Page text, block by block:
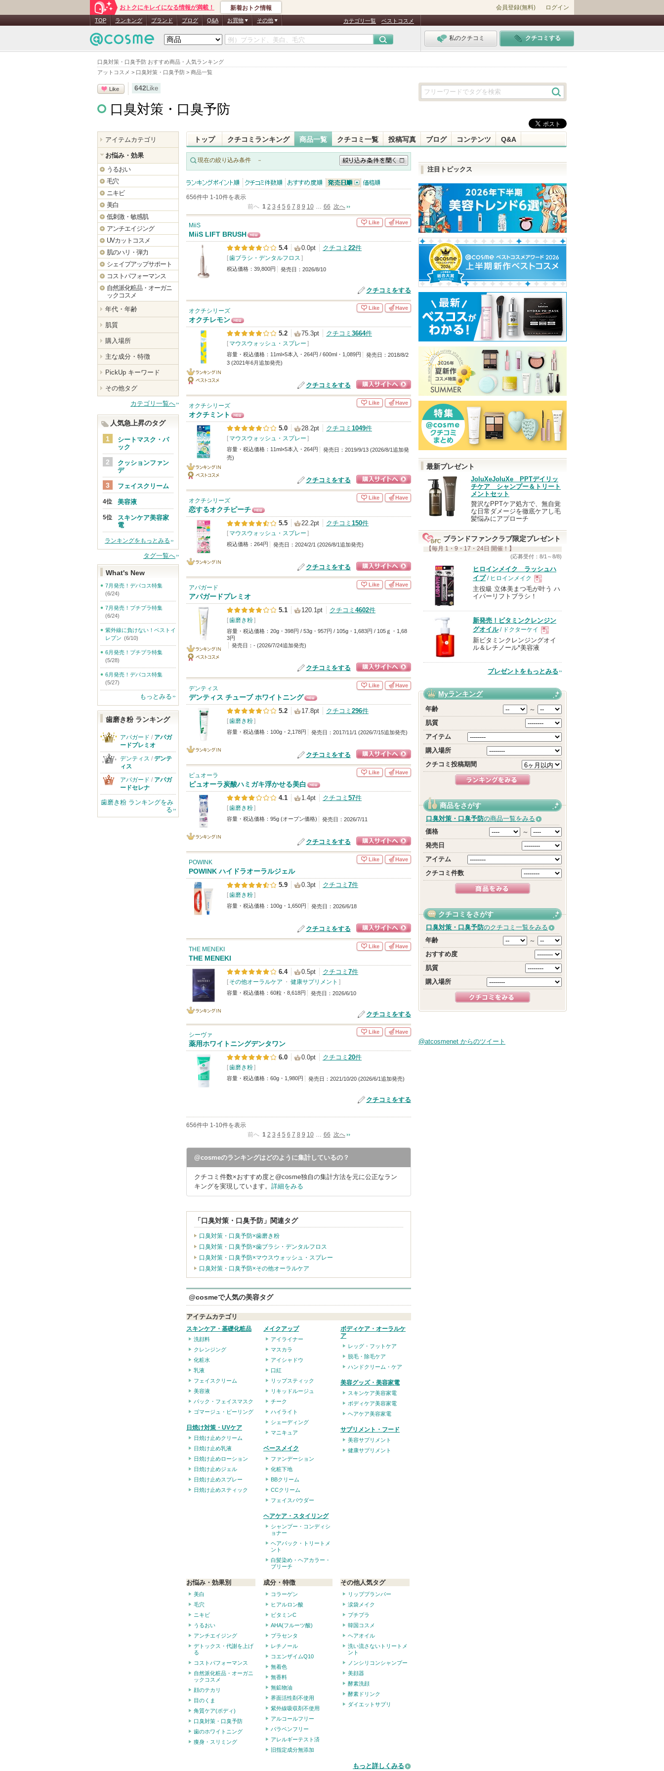
口臭対策・口臭予防 おすすめ商品・人気ランキング
アットコスメ > 口臭対策・口臭予防 > 商品一覧
おトクにキレイになる情報が満載！ 新着おトク情報 会員登録(無料) ログイン
TOP ランキング ブランド ブログ Q&A お買物 その他 カテゴリ一覧 ベストコスメ
私のクチコミ クチコミする
Like 642Like
口臭対策・口臭予防
トップ クチコミランキング 商品一覧 クチコミ一覧 投稿写真 ブログ コンテンツ Q&A
現在の絞り込み条件 －
絞り込み条件を開く
ト順
順
656件中 1-10件を表示
前へ 1 2 3 4 5 6 7 8 9 10 … 66 次へ
MiiS
MiiS LIFT BRUSH
NE
W
Like Have
5.4 0.0pt クチコミ 22件
[歯ブラシ・デンタルフロス ]
税込価格：39,800円 発売日：2026/8/10
クチコミをする
オクチシリーズ
オクチレモン
NE
W
Like Have
ランキング
IN
メ
5.2 75.3pt クチコミ 3664件
[ マウスウォッシュ・スプレー ]
容量・税込価格：11ml×5本入・264円 / 600ml・1,089円
発売日：2018/8/2
3 (2021年6月追加発売)
クチコミをする
ショッピングサイ
トへ
オクチシリーズ
オクチミント
NE
W
Like Have
ランキング
IN
メ
5.0 28.2pt クチコミ 1049件
[ マウスウォッシュ・スプレー ]
容量・税込価格：11ml×5本入・264円
発売日：2019/9/13 (2026/8/1追加発
売)
クチコミをする
ショッピングサイ
トへ
オクチシリーズ
恋するオクチピーチ
NE
W
Like Have
IN
5.5 22.2pt クチコミ 150件
[ マウスウォッシュ・スプレー ]
税込価格：264円 発売日：2024/2/1 (2026/8/1追加発売)
クチコミをする
ショッピングサイ
トへ
アパガード
アパガードプレミオ
Like Have
ランキング
メ
5.1 120.1pt クチコミ 4602件
[歯磨き粉]
容量・税込価格：20g・398円 / 53g・957円 / 105g・1,683円 / 105ｇ・1,68
3円
発売日：- (2026/7/24追加発売)
クチコミをする
ショッピングサイ
トへ
デンティス
デンティス チューブ ホワイトニング
NE
W
Like Have
IN
5.2 17.8pt クチコミ 296件
[歯磨き粉]
容量・税込価格：100g・2,178円 発売日：2017/11/1 (2026/7/15追加発売)
クチコミをする
ショッピングサイ
トへ
ピュオーラ
ピュオーラ炭酸ハミガキ浮かせる美白
NE
W
Like Have
IN
4.1 1.4pt クチコミ 57件
[歯磨き粉]
容量・税込価格：95g (オープン価格) 発売日：2026/7/11
クチコミをする
ショッピングサイ
トへ
POWINK
POWINK ハイドラオーラルジェル
Like Have
5.9 0.3pt クチコミ 7件
[歯磨き粉]
容量・税込価格：100g・1,650円 発売日：2026/6/18
クチコミをする
ショッピングサイ
トへ
THE MENEKI
THE MENEKI
Like Have
IN
6.4 0.5pt クチコミ 7件
[ その他オーラルケア ・ 健康サプリメント ]
容量・税込価格：60粒・8,618円 発売日：2026/6/10
クチコミをする
シーヴァ
薬用ホワイトニングデンタワン
Like Have
6.0 0.0pt クチコミ 20件
[歯磨き粉]
容量・税込価格：60g・1,980円 発売日：2021/10/20 (2026/6/1追加発売)
クチコミをする
656件中 1-10件を表示
前へ 1 2 3 4 5 6 7 8 9 10 … 66 次へ
@cosmeのランキングはどのように集計しているの？
クチコミ件数×おすすめ度と@cosme独自の集計方法を元に公正なラン
キングを実現しています。 詳細をみる
「口臭対策・口臭予防」関連タグ
口臭対策・口臭予防×歯磨き粉
口臭対策・口臭予防×歯ブラシ・デンタルフロス
口臭対策・口臭予防×マウスウォッシュ・スプレー
口臭対策・口臭予防×その他オーラルケア
@cosmeで人気の美容タグ
アイテムカテゴリ
スキンケア・基礎化粧品
洗顔料
クレンジング
化粧水
乳液
フェイスクリーム
美容液
パック・フェイスマスク
ゴマージュ・ピーリング
日焼け対策・UVケア
日焼け止めクリーム
日焼け止め乳液
日焼け止めローション
日焼け止めジェル
日焼け止めスプレー
日焼け止めスティック
メイクアップ
アイライナー
マスカラ
アイシャドウ
口紅
リップスティック
リキッドルージュ
チーク
ハイライト
シェーディング
マニキュア
ベースメイク
ファンデーション
化粧下地
BBクリーム
CCクリーム
フェイスパウダー
ヘアケア・スタイリング
シャンプー・コンディシ
ョナー
ヘアパック・トリートメ
ント
白髪染め・ヘアカラー・
ブリーチ
ボディケア・オーラルケ
ア
レッグ・フットケア
脱毛・除毛ケア
ハンドクリーム・ケア
美容グッズ・美容家電
スキンケア美容家電
ボディケア美容家電
ヘアケア美容家電
サプリメント・フード
美容サプリメント
健康サプリメント
お悩み・効果別
美白
毛穴
ニキビ
うるおい
アンチエイジング
デトックス・代謝を上げ
る
コストパフォーマンス
自然派化粧品・オーガニ
ックコスメ
顔のテカリ
目のくま
角質ケア(ボディ)
口臭対策・口臭予防
歯のホワイトニング
痩身・スリミング
成分・特徴
コラーゲン
ヒアルロン酸
ビタミンC
AHA(フルーツ酸)
プラセンタ
レチノール
コエンザイムQ10
無着色
無香料
無鉱物油
界面活性剤不使用
紫外線吸収剤不使用
アルコールフリー
パラベンフリー
アレルギーテスト済
旧指定成分無添加
その他人気タグ
リッププランパー
涙袋メイク
プチプラ
韓国コスメ
ヘアオイル
洗い流さないトリートメ
ント
ノンシリコンシャンプー
美顔器
酵素洗顔
酵素ドリンク
ダイエットサプリ
もっと詳しくみる
注目トピックス
最新プレゼント
JoluXeJoluXe PPTデイリッ
チケア シャンプー＆トリート
メントセット
贅沢なPPTケア処方で、無自覚
な日常ダメージを徹底ケアし毛
髪悩みにアプローチ
ブランドファンクラブ限定プレゼント
【毎月 1・9・17・24日 開催！】
(応募受付：8/1～8/8)
ヒロインメイク ラッシュハ
イプ/ ヒロインメイク
現
品
主役級 立体美まつ毛が叶う ハ
イパーリフトブラシ！
新発売！ビタミンクレンジン
グオイル/ ドクターケイ
現
品
新ビタミンクレンジングオイ
ル＆レチノール*美容液
プレゼントをもっとみる
Myランキング
年齢
～
肌質
アイテム
購入場所
クチコミ投稿期間
商品をさがす
口臭対策・口臭予防の商品一覧をみる
価格
～
発売日
アイテム
クチコミ件数
クチコミをさがす
口臭対策・口臭予防のクチコミ一覧をみる
年齢
～
おすすめ度
肌質
購入場所
@atcosmenet からのツイート
アイテムカテゴリ
お悩み・効果
うるおい
毛穴
ニキビ
美白
低刺激・敏感肌
アンチエイジング
UVカットコスメ
肌のハリ・弾力
シェイプアップサポート
コストパフォーマンス
自然派化粧品・オーガニ
ックコスメ
年代・年齢
肌質
購入場所
主な成分・特徴
PickUp キーワード
その他タグ
カテゴリ一覧へ
人気急上昇のタグ
シートマスク・パ
ック
クッションファン
デ
フェイスクリーム
美容液
スキンケア美容家
電
ランキングをもっとみる
タグ一覧へ
What's New
7月発売！デパコス特集
(6/24)
7月発売！プチプラ特集
(6/24)
紫外線に負けない！ベストイ
レブン (6/10)
6月発売！プチプラ特集
(5/28)
6月発売！デパコス特集
(5/27)
もっとみる
歯磨き粉 ランキング
アパガード / アパガ
ードプレミオ
デンティス / デンテ
ィス
アパガード / アパガ
ードセレナ
歯磨き粉 ランキングをみ
る